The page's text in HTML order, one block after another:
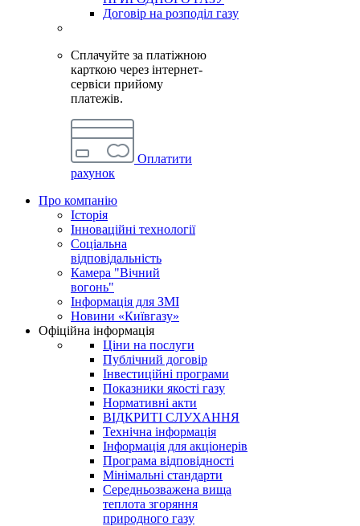
Договір на розподіл газу
Сплачуйте за платіжною
карткою через інтернет-
сервіси прийому
платежів.
Оплатити
рахунок
Про компанію
Історія
Інноваційні технології
Соціальна
відповідальність
Камера "Вічний
вогонь"
Інформація для ЗМІ
Новини «Київгазу»
Офіційна інформація
Ціни на послуги
Публічний договір
Інвестиційні програми
Показники якості газу
Нормативні акти
ВІДКРИТІ СЛУХАННЯ
Технічна інформація
Інформація для акціонерів
Програма відповідності
Мінімальні стандарти
Середньозважена вища
теплота згоряння
природного газу